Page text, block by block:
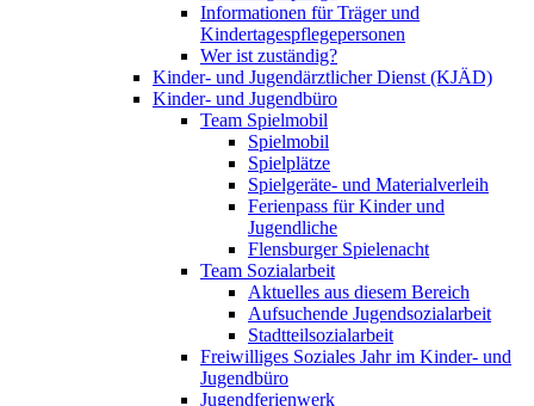
Informationen für Träger und
Kindertagespflegepersonen
Wer ist zuständig?
Kinder- und Jugendärztlicher Dienst (KJÄD)
Kinder- und Jugendbüro
Team Spielmobil
Spielmobil
Spielplätze
Spielgeräte- und Materialverleih
Ferienpass für Kinder und
Jugendliche
Flensburger Spielenacht
Team Sozialarbeit
Aktuelles aus diesem Bereich
Aufsuchende Jugendsozialarbeit
Stadtteilsozialarbeit
Freiwilliges Soziales Jahr im Kinder- und
Jugendbüro
Jugendferienwerk